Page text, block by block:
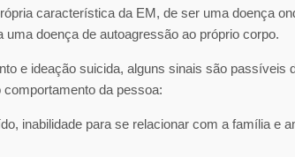
característica da EM, de ser uma doença
uma doença de autoagressão ao próprio corpo.
e ideação suicida, alguns sinais são passíveis
da pessoa:
inabilidade para se relacionar com a família e